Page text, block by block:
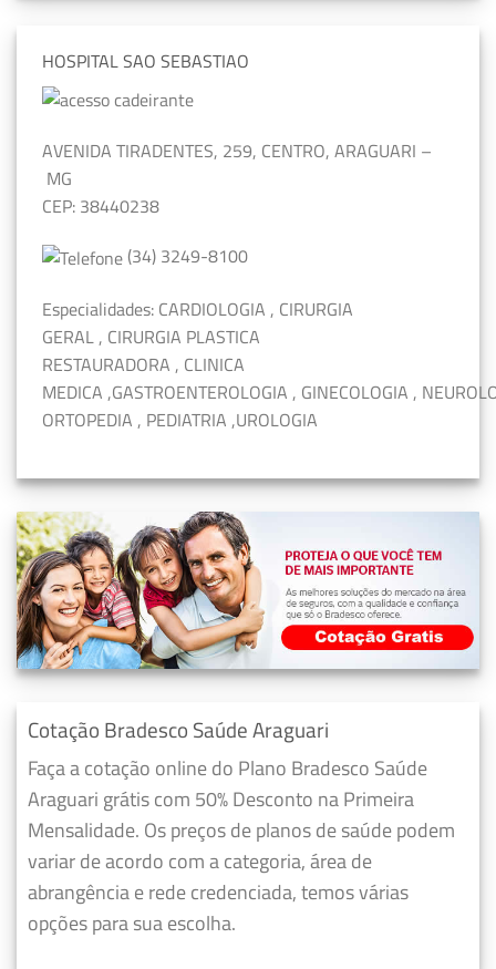
HOSPITAL SAO SEBASTIAO
AVENIDA TIRADENTES, 259, CENTRO, ARAGUARI –
MG
CEP: 38440238
(34) 3249-8100
Especialidades: CARDIOLOGIA , CIRURGIA
GERAL , CIRURGIA PLASTICA
RESTAURADORA , CLINICA
MEDICA ,GASTROENTEROLOGIA , GINECOLOGIA ,
ORTOPEDIA , PEDIATRIA ,UROLOGIA
Cotação Bradesco Saúde Araguari
Faça a cotação online do Plano Bradesco Saúde
Araguari grátis com 50% Desconto na Primeira
Mensalidade. Os preços de planos de saúde podem
variar de acordo com a categoria, área de
abrangência e rede credenciada, temos várias
opções para sua escolha.